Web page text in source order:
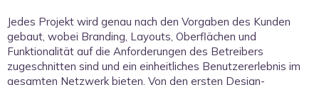
Jedes Projekt wird genau nach den Vorgaben des Kunden
gebaut, wobei Branding, Layouts, Oberflächen und
Funktionalität auf die Anforderungen des Betreibers
zugeschnitten sind und ein einheitliches Benutzererlebnis im
gesamten Netzwerk bieten. Von den ersten Design-